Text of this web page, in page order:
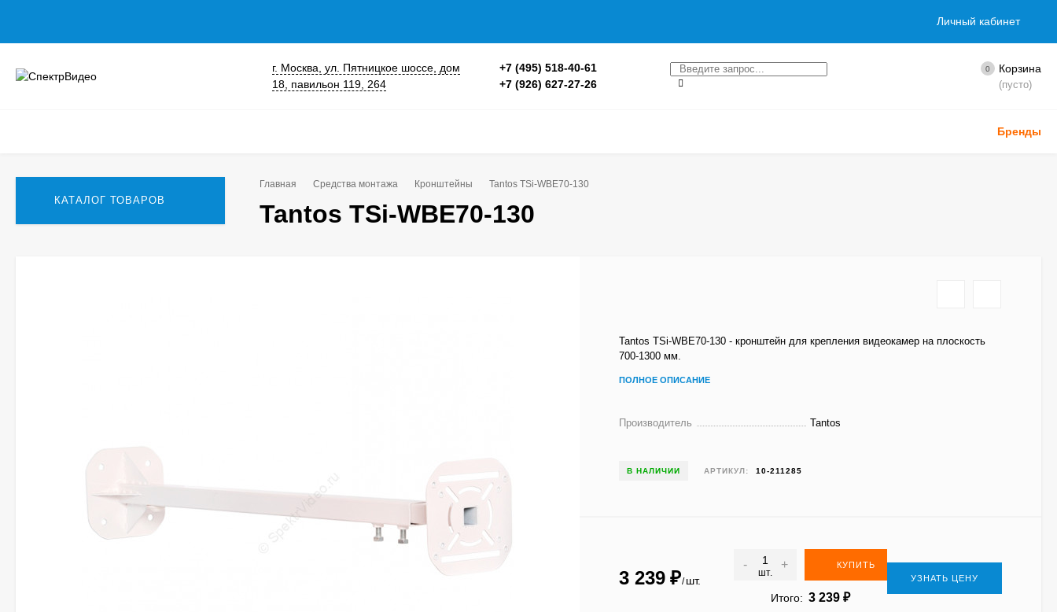
Личный кабинет
г. Москва, ул. Пятницкое шоссе, дом
18, павильон 119, 264
+7 (495) 518-40-61
+7 (926) 627-27-26
0 Корзина
(пусто)
Бренды
КАТАЛОГ ТОВАРОВ
Главная Средства монтажа Кронштейны Tantos TSi-WBE70-130
Tantos TSi-WBE70-130
Tantos TSi-WBE70-130 - кронштейн для крепления видеокамер на плоскость
700-1300 мм.
ПОЛНОЕ ОПИСАНИЕ
Производитель Tantos
В НАЛИЧИИ АРТИКУЛ: 10-211285
3 239 ₽/ шт.
-
шт.
+ КУПИТЬ
Итого: 3 239 ₽
УЗНАТЬ ЦЕНУ